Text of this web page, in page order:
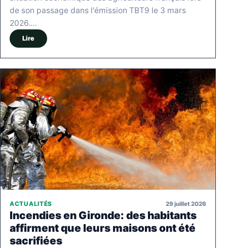
de son passage dans l'émission TBT9 le 3 mars
2026.…
Lire
ACTUALITÉS 29 juillet 2026
Incendies en Gironde: des habitants
affirment que leurs maisons ont été
sacrifiées